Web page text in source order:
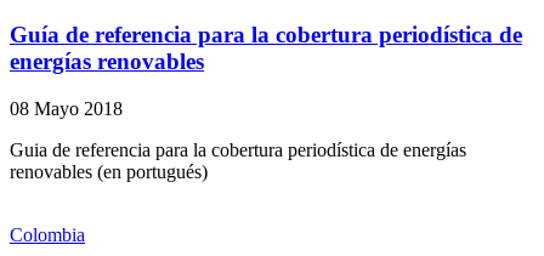
Guía de referencia para la cobertura periodística de
energías renovables
08 Mayo 2018
Guia de referencia para la cobertura periodística de energías
renovables (en portugués)
Colombia